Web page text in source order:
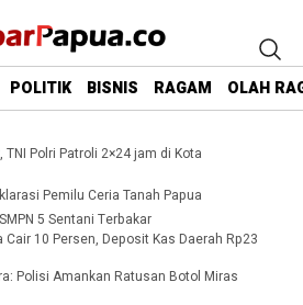
POLITIK BISNIS RAGAM OLAH
Polri Patroli 2×24 jam di Kota
Pemilu Ceria Tanah Papua
5 Sentani Terbakar
10 Persen, Deposit Kas Daerah Rp23
Polisi Amankan Ratusan Botol Miras